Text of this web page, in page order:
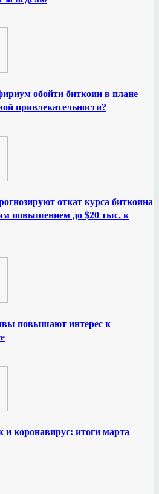
обойти биткоин в плане
привлекательности?
откат курса биткоина
повышением до $20 тыс. к
повышают интерес к
коронавирус: итоги марта